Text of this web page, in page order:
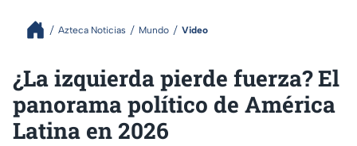
Azteca Noticias Mundo Video
¿La izquierda pierde fuerza? El
panorama político de América
Latina en 2026